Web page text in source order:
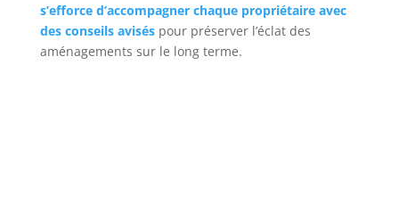
s’efforce d’accompagner chaque propriétaire avec
des conseils aviséspour préserver l’éclat des
aménagements sur le long terme.